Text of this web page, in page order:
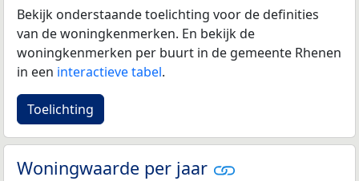
Bekijk onderstaande toelichting voor de definities
van de woningkenmerken. En bekijk de
woningkenmerken per buurt in de gemeente Rhenen
in een interactieve tabel.
Toelichting
Woningwaarde per jaar